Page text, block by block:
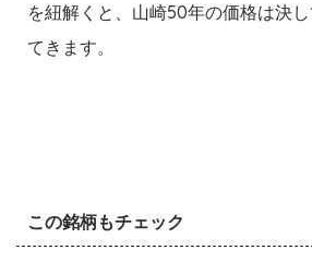
を紐解くと、山崎50年の価格は決
てきます。
この銘柄もチェック